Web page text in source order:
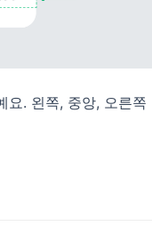
. 왼쪽, 중앙, 오른